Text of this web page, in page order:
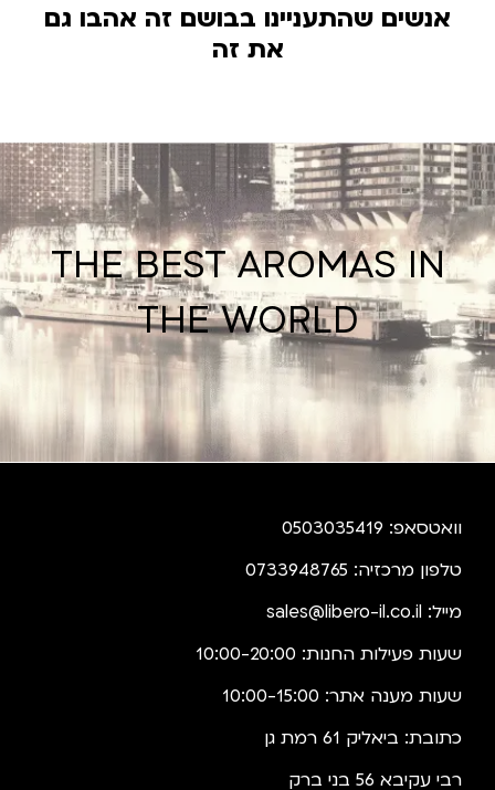
אנשים שהתעניינו בבושם זה אהבו גם
את זה
THE BEST AROMAS IN
THE WORLD
וואטסאפ: 0503035419
טלפון מרכזיה: 0733948765
מייל: sales@libero-il.co.il
שעות פעילות החנות: 10:00-20:00
שעות מענה אתר: 10:00-15:00
כתובת: ביאליק 61 רמת גן
רבי עקיבא 56 בני ברק